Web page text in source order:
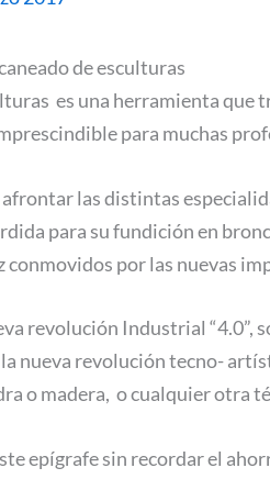
de esculturas
es una herramienta
para muchas
afrontar las distintas
para su fundición en
conmovidos por las nuevas
revolución Industrial
nueva revolución tecno-
o madera, o cualquier otra
epígrafe sin recordar el